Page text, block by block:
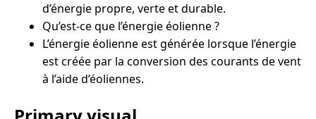
d’énergie propre, verte et durable.
Qu’est-ce que l’énergie éolienne ?
L’énergie éolienne est générée lorsque l’énergie
est créée par la conversion des courants de vent
à l’aide d’éoliennes.